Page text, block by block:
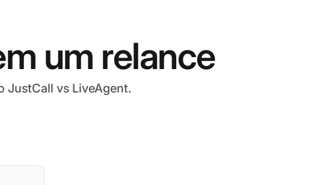
um relance
JustCall vs LiveAgent.